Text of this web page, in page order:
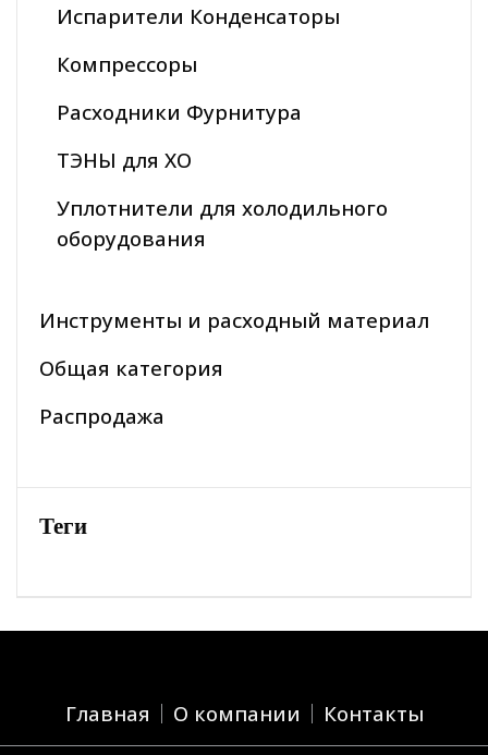
Испарители Конденсаторы
Компрессоры
Расходники Фурнитура
ТЭНЫ для ХО
Уплотнители для холодильного
оборудования
Инструменты и расходный материал
Общая категория
Распродажа
Теги
Главная О компании Контакты